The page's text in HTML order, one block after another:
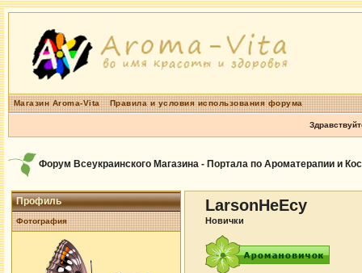
Магазин Aroma-Vita Правила и условия использования форума
Форум Всеукраинского Магазина - Портала по Ароматерапии и
Профиль
Фотография
LarsonHeEcy
Новички